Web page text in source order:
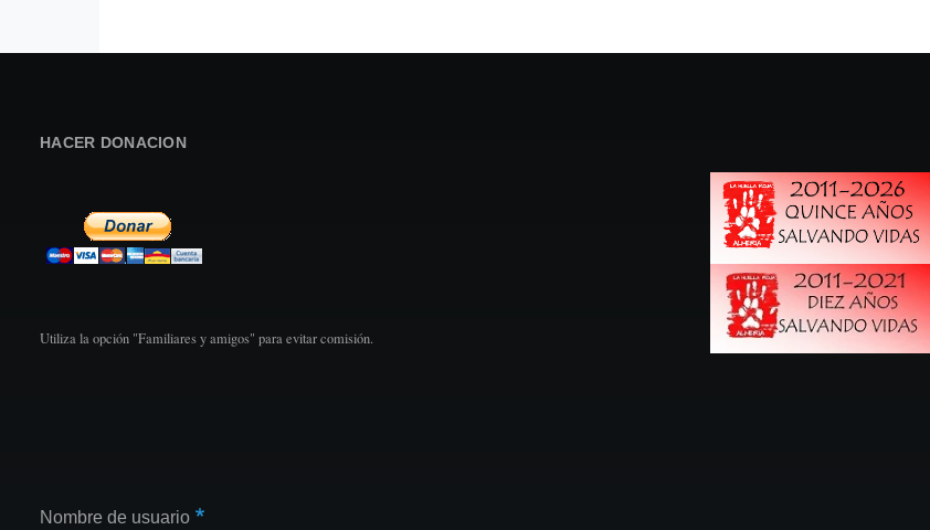
HACER DONACION
Utiliza la opción "Familiares y amigos" para evitar comisión.
Nombre de usuario